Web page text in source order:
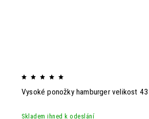
Vysoké ponožky hamburger velikost
Skladem ihned k odeslání